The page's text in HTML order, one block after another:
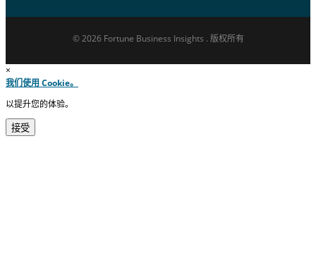
© 2026 Fortune Business Insights . 版权所有
×
我们使用 Cookie。
以提升您的体验。
接受